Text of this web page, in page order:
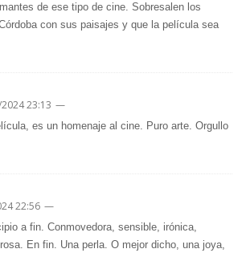
de ese tipo de cine. Sobresalen los
con sus paisajes y que la película sea
23:13 —
es un homenaje al cine. Puro arte. Orgullo
22:56 —
a fin. Conmovedora, sensible, irónica,
En fin. Una perla. O mejor dicho, una joya,